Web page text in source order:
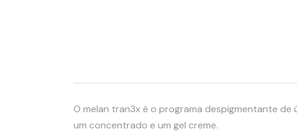
O melan tran3x é o programa despigmentante
um concentrado e um gel creme.